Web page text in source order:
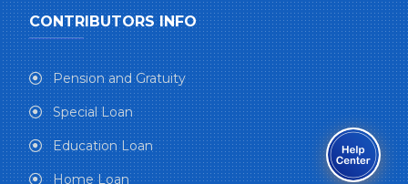
CONTRIBUTORS INFO
Pension and Gratuity
Special Loan
Education Loan
Home Loan